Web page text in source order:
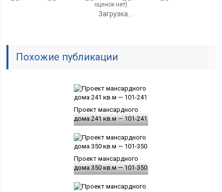
оценок нет)
Загрузка...
Похожие публикации
Проект мансардного
дома 241 кв.м — 101-241
Проект мансардного
дома 350 кв.м — 101-350